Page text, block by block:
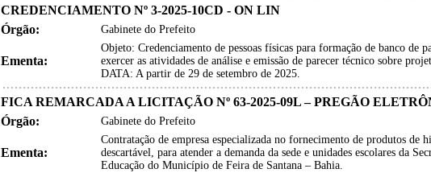
CREDENCIAMENTO Nº 3-2025-10CD - ON LIN
Órgão:
Gabinete do Prefeito
Ementa:
Objeto: Credenciamento de pessoas físicas para formação de banco de
exercer as atividades de análise e emissão de parecer técnico sobre
DATA: A partir de 29 de setembro de 2025.
FICA REMARCADA A LICITAÇÃO Nº 63-2025-09L – PREGÃO
Órgão:
Gabinete do Prefeito
Ementa:
Contratação de empresa especializada no fornecimento de produtos de
descartável, para atender a demanda da sede e unidades escolares da
Educação do Município de Feira de Santana – Bahia.